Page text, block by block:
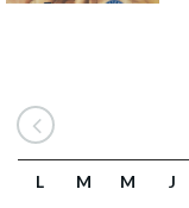
L M M J